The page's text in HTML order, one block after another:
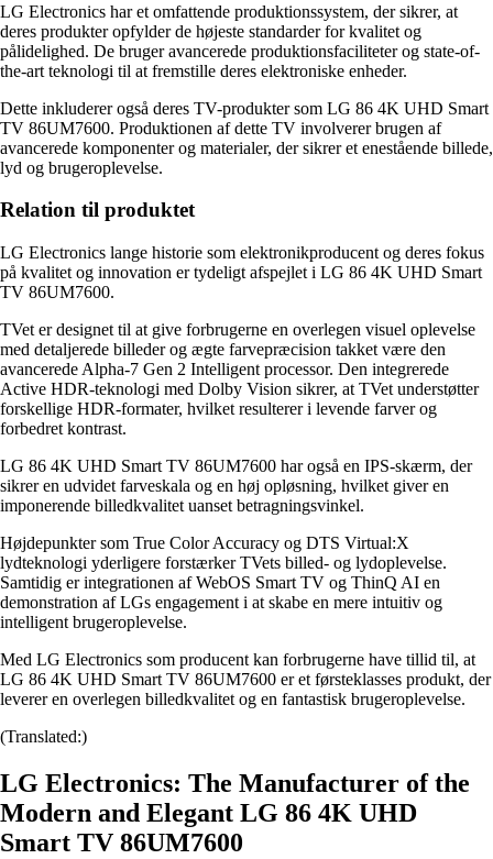
LG Electronics har et omfattende produktionssystem, der sikrer, at
deres produkter opfylder de højeste standarder for kvalitet og
pålidelighed. De bruger avancerede produktionsfaciliteter og state-of-
the-art teknologi til at fremstille deres elektroniske enheder.
Dette inkluderer også deres TV-produkter som LG 86 4K UHD Smart
TV 86UM7600. Produktionen af dette TV involverer brugen af
avancerede komponenter og materialer, der sikrer et enestående billede,
lyd og brugeroplevelse.
Relation til produktet
LG Electronics lange historie som elektronikproducent og deres fokus
på kvalitet og innovation er tydeligt afspejlet i LG 86 4K UHD Smart
TV 86UM7600.
TVet er designet til at give forbrugerne en overlegen visuel oplevelse
med detaljerede billeder og ægte farvepræcision takket være den
avancerede Alpha-7 Gen 2 Intelligent processor. Den integrerede
Active HDR-teknologi med Dolby Vision sikrer, at TVet understøtter
forskellige HDR-formater, hvilket resulterer i levende farver og
forbedret kontrast.
LG 86 4K UHD Smart TV 86UM7600 har også en IPS-skærm, der
sikrer en udvidet farveskala og en høj opløsning, hvilket giver en
imponerende billedkvalitet uanset betragningsvinkel.
Højdepunkter som True Color Accuracy og DTS Virtual:X
lydteknologi yderligere forstærker TVets billed- og lydoplevelse.
Samtidig er integrationen af WebOS Smart TV og ThinQ AI en
demonstration af LGs engagement i at skabe en mere intuitiv og
intelligent brugeroplevelse.
Med LG Electronics som producent kan forbrugerne have tillid til, at
LG 86 4K UHD Smart TV 86UM7600 er et førsteklasses produkt, der
leverer en overlegen billedkvalitet og en fantastisk brugeroplevelse.
(Translated:)
LG Electronics: The Manufacturer of the
Modern and Elegant LG 86 4K UHD
Smart TV 86UM7600